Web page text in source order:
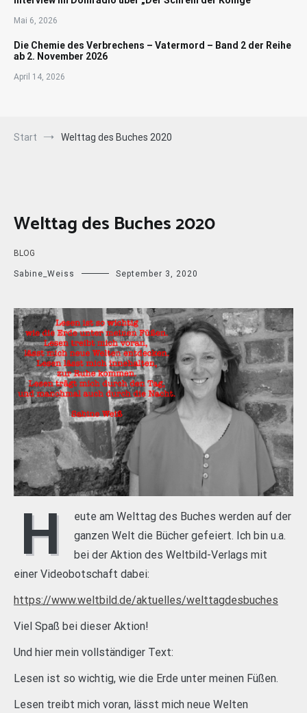
Mai 6, 2026
Die Chemie des Verbrechens – Vatermord – Band 2 der Reihe
ab 2. November 2026
April 14, 2026
Start Welttag des Buches 2020
Welttag des Buches 2020
BLOG
Sabine_Weiss September 3, 2020
H
eute am Welttag des Buches werden auf der
ganzen Welt die Bücher gefeiert. Ich bin u.a.
bei der Aktion des Weltbild-Verlags mit
einer Videobotschaft dabei:
https://www.weltbild.de/aktuelles/welttagdesbuches
Viel Spaß bei dieser Aktion!
Und hier mein vollständiger Text:
Lesen ist so wichtig, wie die Erde unter meinen Füßen.
Lesen treibt mich voran, lässt mich neue Welten